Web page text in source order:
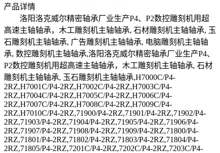
产品详情
洛阳洛克威尔精密轴承厂业生产P4、P2数控雕刻机用超
高速主轴轴承，木工雕刻机主轴轴承, 石材雕刻机主轴轴承, 玉
石雕刻机主轴轴承, 广告雕刻机主轴轴承, 电脑雕刻机主轴轴
承, 数控雕刻机主轴轴承,洛阳洛克威尔精密轴承厂业生产P4、
P2数控雕刻机用超高速主轴轴承，木工雕刻机主轴轴承, 石材
雕刻机主轴轴承, 玉石雕刻机主轴轴承,H7000C/P4-
2RZ,H7001C/P4-2RZ,H7002C/P4-2RZ,H7003C/P4-
2RZ,H7004C/P4-2RZ,H7005C/P4-2RZ,H7006C/P4-
2RZ,H7007C/P4-2RZ,H7008C/P4-2RZ,H7009C/P4-
2RZ,H7010C/P4-2RZ,71900/P4-2RZ,71901/P4-2RZ,71902/P4-
2RZ,71903/P4-2RZ,71904/P4-2RZ,71905/P4-2RZ,71906/P4-
2RZ,71907/P4-2RZ,71908/P4-2RZ,71909/P4-2RZ,71800/P4-
2RZ,71801/P4-2RZ,71802/P4-2RZ,71803/P4-2RZ,71804/P4-
2RZ,71805/P4-2RZ,7201C/P4-2RZ,7202C/P4-2RZ,7203C/P4-